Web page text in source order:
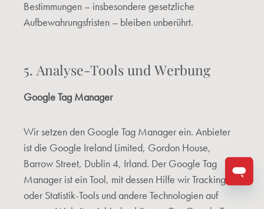
Bestimmungen – insbesondere gesetzliche
Aufbewahrungsfristen – bleiben unberührt.
5. Analyse-Tools und Werbung
Google Tag Manager
Wir setzen den Google Tag Manager ein. Anbieter
ist die Google Ireland Limited, Gordon House,
Barrow Street, Dublin 4, Irland. Der Google Tag
Manager ist ein Tool, mit dessen Hilfe wir Tracking-
oder Statistik-Tools und andere Technologien auf